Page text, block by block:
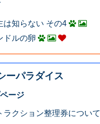
は知らない その4
ドルの卵
ーパラダイス
ージ
ラクション整理券について